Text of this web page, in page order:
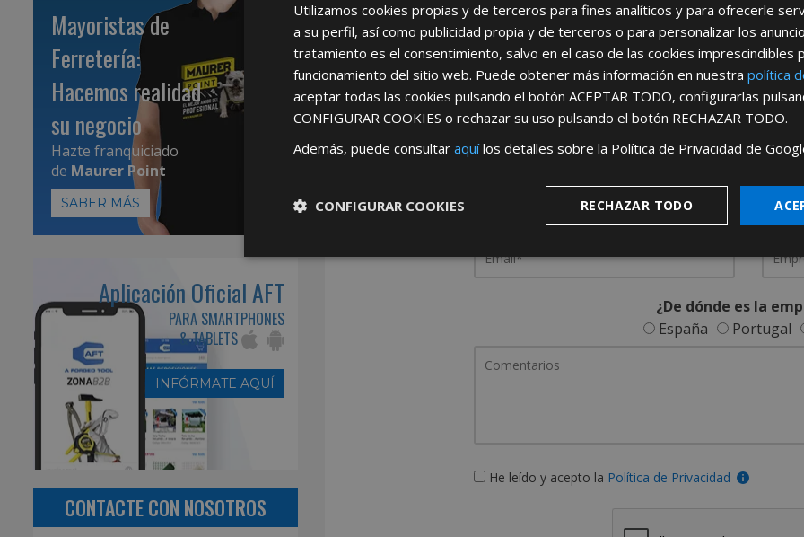
REGÍSTRATE PARA HACERTE
Desdeaquípodrá ver todas las
Rellene este formulario y nos pondremos en contacto
¿De dónde es la
España
Portugal
He leído y acepto la Política de Privacidad
Mayoristas de
Ferretería:
Hacemos realidad
su negocio
Hazte franquiciado
de Maurer Point
SABER MÁS
Aplicación Oficial AFT
PARA SMARTPHONES
& TABLETS
INFÓRMATE AQUÍ
CONTACTE CON NOSOTROS
Utilizamos cookies propias y de terceros para fines analíticos y para ofrecerle
a su perfil, así como publicidad propia y de terceros o para personalizar los
tratamiento es el consentimiento, salvo en el caso de las cookies imprescindibles
funcionamiento del sitio web. Puede obtener más información en nuestra política
aceptar todas las cookies pulsando el botón ACEPTAR TODO, configurarlas
CONFIGURAR COOKIES o rechazar su uso pulsando el botón RECHAZAR TODO.
Además, puede consultar aquílos detalles sobre la Política de Privacidad de
RECHAZAR TODO
CONFIGURAR COOKIES